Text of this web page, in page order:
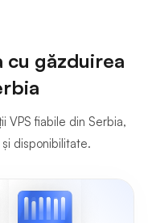
găzduirea
VPS fiabile din Serbia,
disponibilitate.